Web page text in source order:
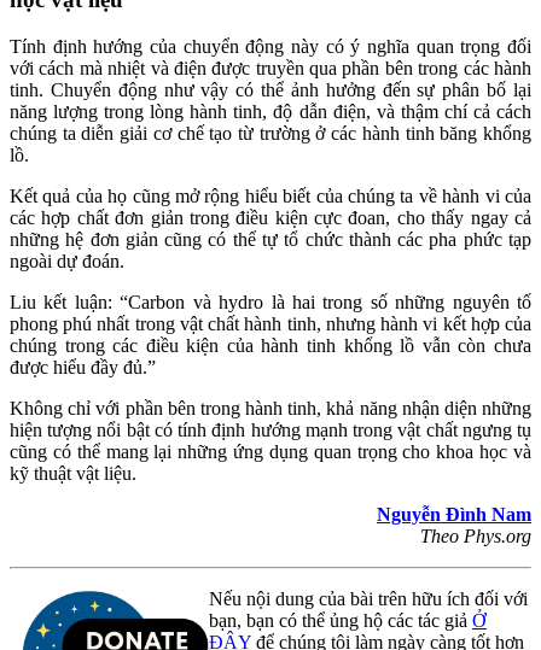
Tính định hướng của chuyển động này có ý nghĩa quan trọng đối
với cách mà nhiệt và điện được truyền qua phần bên trong các hành
tinh. Chuyển động như vậy có thể ảnh hưởng đến sự phân bố lại
năng lượng trong lòng hành tinh, độ dẫn điện, và thậm chí cả cách
chúng ta diễn giải cơ chế tạo từ trường ở các hành tinh băng khổng
lồ.
Kết quả của họ cũng mở rộng hiểu biết của chúng ta về hành vi của
các hợp chất đơn giản trong điều kiện cực đoan, cho thấy ngay cả
những hệ đơn giản cũng có thể tự tổ chức thành các pha phức tạp
ngoài dự đoán.
Liu kết luận: “Carbon và hydro là hai trong số những nguyên tố
phong phú nhất trong vật chất hành tinh, nhưng hành vi kết hợp của
chúng trong các điều kiện của hành tinh khổng lồ vẫn còn chưa
được hiểu đầy đủ.”
Không chỉ với phần bên trong hành tinh, khả năng nhận diện những
hiện tượng nổi bật có tính định hướng mạnh trong vật chất ngưng tụ
cũng có thể mang lại những ứng dụng quan trọng cho khoa học và
kỹ thuật vật liệu.
Nguyễn Đình Nam
Theo Phys.org
Nếu nội dung của bài trên hữu ích đối với
bạn, bạn có thể ủng hộ các tác giả Ở
ĐÂY để chúng tôi làm ngày càng tốt hơn